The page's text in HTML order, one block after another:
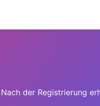
der Registrierung